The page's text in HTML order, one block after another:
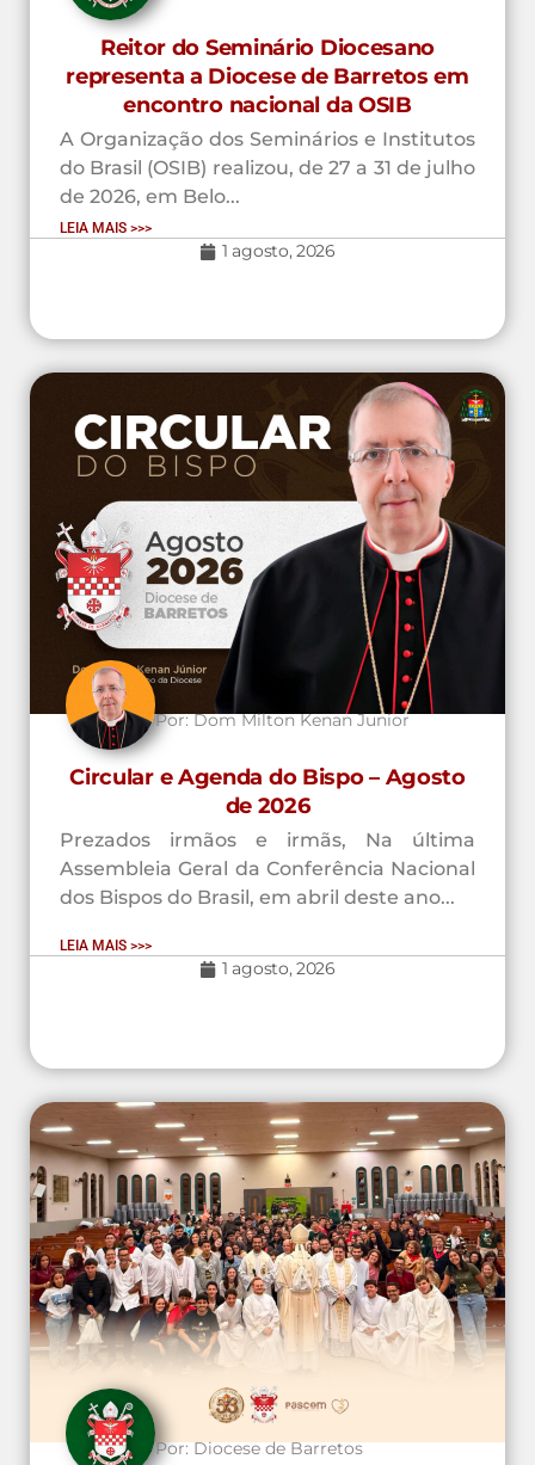
Reitor do Seminário Diocesano
representa a Diocese de Barretos em
encontro nacional da OSIB
A Organização dos Seminários e Institutos
do Brasil (OSIB) realizou, de 27 a 31 de julho
de 2026, em Belo...
LEIA MAIS >>>
1 agosto, 2026
Por:Dom Milton Kenan Junior
Circular e Agenda do Bispo – Agosto
de 2026
Prezados irmãos e irmãs, Na última
Assembleia Geral da Conferência Nacional
dos Bispos do Brasil, em abril deste ano...
LEIA MAIS >>>
1 agosto, 2026
Por:Diocese de Barretos